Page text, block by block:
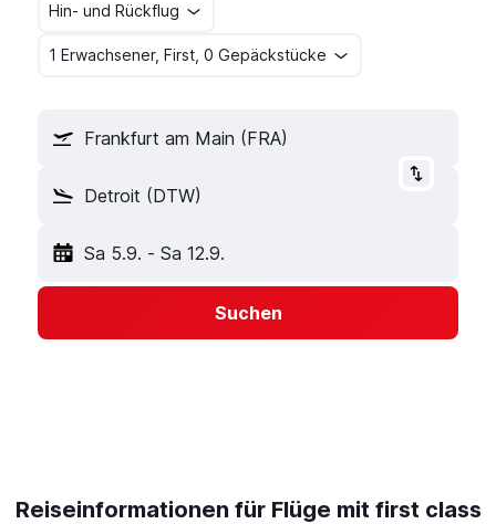
Hin- und Rückflug
1 Erwachsener, First, 0 Gepäckstücke
Frankfurt am Main (FRA)
Detroit (DTW)
Sa 5.9. - Sa 12.9.
Suchen
Reiseinformationen für Flüge mit first class